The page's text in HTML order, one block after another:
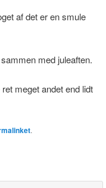
af det er en smule
med juleaften.
meget andet end lidt
.